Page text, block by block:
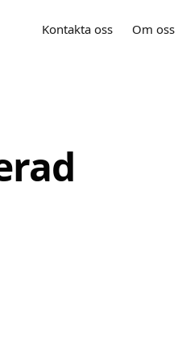
Kontakta oss Om oss